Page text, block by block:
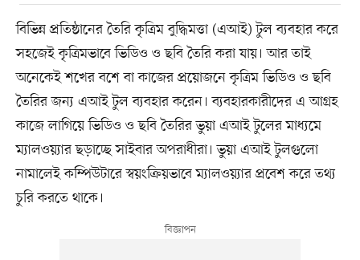
বিভিন্ন প্রতিষ্ঠানের তৈরি কৃত্রিম বুদ্ধিমত্তা (এআই) টুল ব্যবহার করে
সহজেই কৃত্রিমভাবে ভিডিও ও ছবি তৈরি করা যায়। আর তাই
অনেকেই শখের বশে বা কাজের প্রয়োজনে কৃত্রিম ভিডিও ও ছবি
তৈরির জন্য এআই টুল ব্যবহার করেন। ব্যবহারকারীদের এ আগ্রহ
কাজে লাগিয়ে ভিডিও ও ছবি তৈরির ভুয়া এআই টুলের মাধ্যমে
ম্যালওয়্যার ছড়াচ্ছে সাইবার অপরাধীরা। ভুয়া এআই টুলগুলো
নামালেই কম্পিউটারে স্বয়ংক্রিয়ভাবে ম্যালওয়্যার প্রবেশ করে তথ্য
চুরি করতে থাকে।